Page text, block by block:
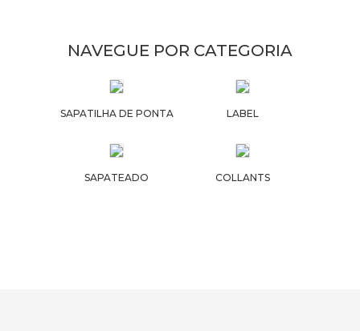
NAVEGUE POR CATEGORIA
SAPATILHA DE PONTA LABEL
SAPATEADO COLLANTS